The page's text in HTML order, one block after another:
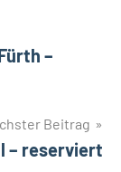
–
Beitrag
– reserviert